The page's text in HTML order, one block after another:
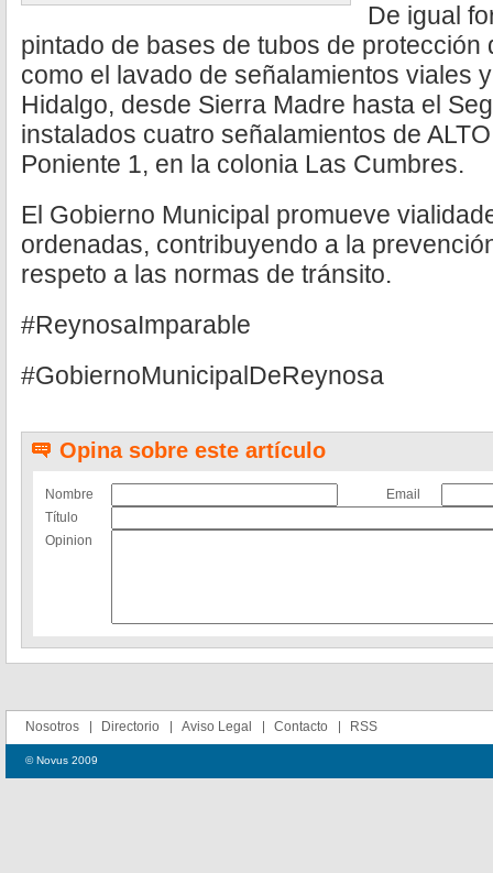
De igual
pintado de bases de tubos de protección
como el lavado de señalamientos viales
Hidalgo, desde Sierra Madre hasta el
instalados cuatro señalamientos de
Poniente 1, en la colonia Las Cumbres.
El Gobierno Municipal promueve
ordenadas, contribuyendo a la
respeto a las normas de tránsito.
#ReynosaImparable
#GobiernoMunicipalDeReynosa
Opina sobre este artículo
Nombre
Email
Título
Opinion
Nosotros Directorio Aviso Legal Contacto RSS
© Novus 2009